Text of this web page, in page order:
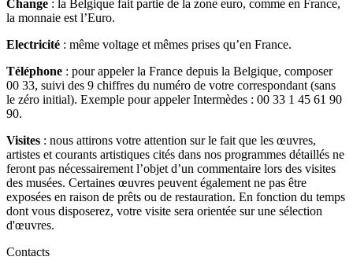
Change : la Belgique fait partie de la zone euro, comme en France,
la monnaie est l’Euro.
Electricité : même voltage et mêmes prises qu’en France.
Téléphone : pour appeler la France depuis la Belgique, composer
00 33, suivi des 9 chiffres du numéro de votre correspondant (sans
le zéro initial). Exemple pour appeler Intermèdes : 00 33 1 45 61 90
90.
Visites : nous attirons votre attention sur le fait que les œuvres,
artistes et courants artistiques cités dans nos programmes détaillés ne
feront pas nécessairement l’objet d’un commentaire lors des visites
des musées. Certaines œuvres peuvent également ne pas être
exposées en raison de prêts ou de restauration. En fonction du temps
dont vous disposerez, votre visite sera orientée sur une sélection
d'œuvres.
Contacts